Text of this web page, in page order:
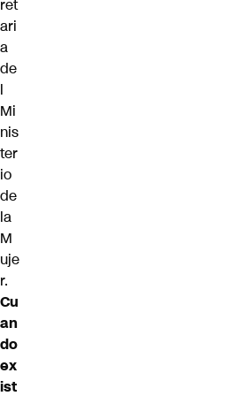
ret
ari
a
de
l
Mi
nis
ter
io
de
la
M
uje
r.
Cu
an
do
ex
ist